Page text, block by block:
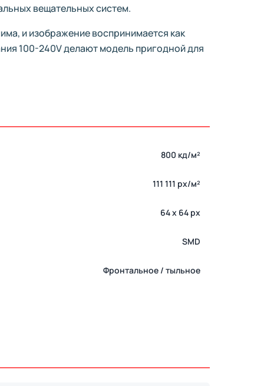
вещательных систем.
и изображение воспринимается как
100-240V делают модель пригодной для
800 кд/м²
111 111 px/м²
64 x 64 px
SMD
Фронтальное / тыльное